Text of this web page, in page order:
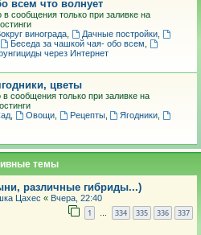
всем что волнует
сообщения только при заливке на
винограда, Дачные постройки,
Беседа за чашкой чая- обо всем
через Интернет
цветы
сообщения только при заливке на
, Овощи, Рецепты, Ягодники
темы
различные гибриды...)
Цахес « Вчера, 22:40
1 … 334 335 336 337